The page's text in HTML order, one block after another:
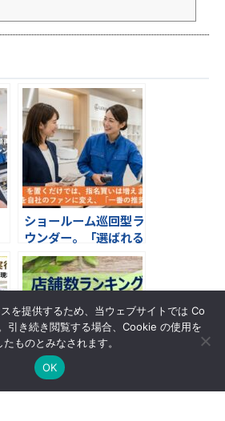
ショールーム巡回型ラ
ウンダー。「選ばれる
理由」は、販売スタッ
フが知っている。
スーパーマーケット店
を提供するため、当ウェブサイトでは Co
引き続き閲覧する場合、Cookie の使用を
たものとみなされます。
OK